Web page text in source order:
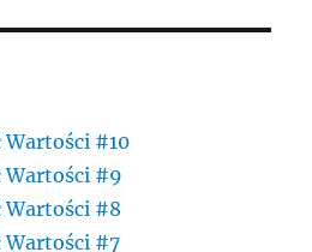
Wartości #10
Wartości #9
Wartości #8
Wartości #7